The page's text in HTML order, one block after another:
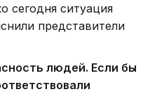
сегодня ситуация
представители
людей. Если бы